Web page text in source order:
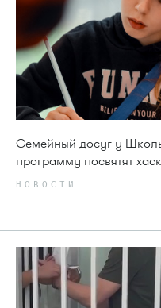
Семейный досуг у
программу посвятят
НОВОСТИ